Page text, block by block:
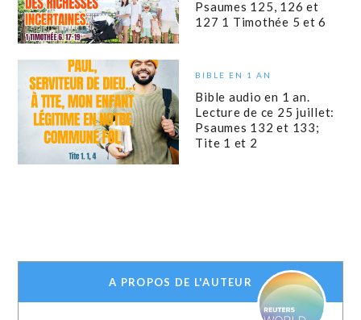
Psaumes 125, 126 et
127 1 Timothée 5 et 6
BIBLE EN 1 AN
Bible audio en 1 an.
Lecture de ce 25 juillet:
Psaumes 132 et 133;
Tite 1 et 2
A PROPOS DE L'AUTEUR